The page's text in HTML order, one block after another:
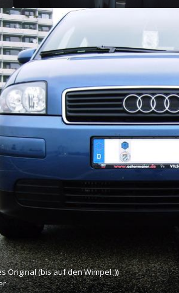
Original (bis auf den Wimpel ;))